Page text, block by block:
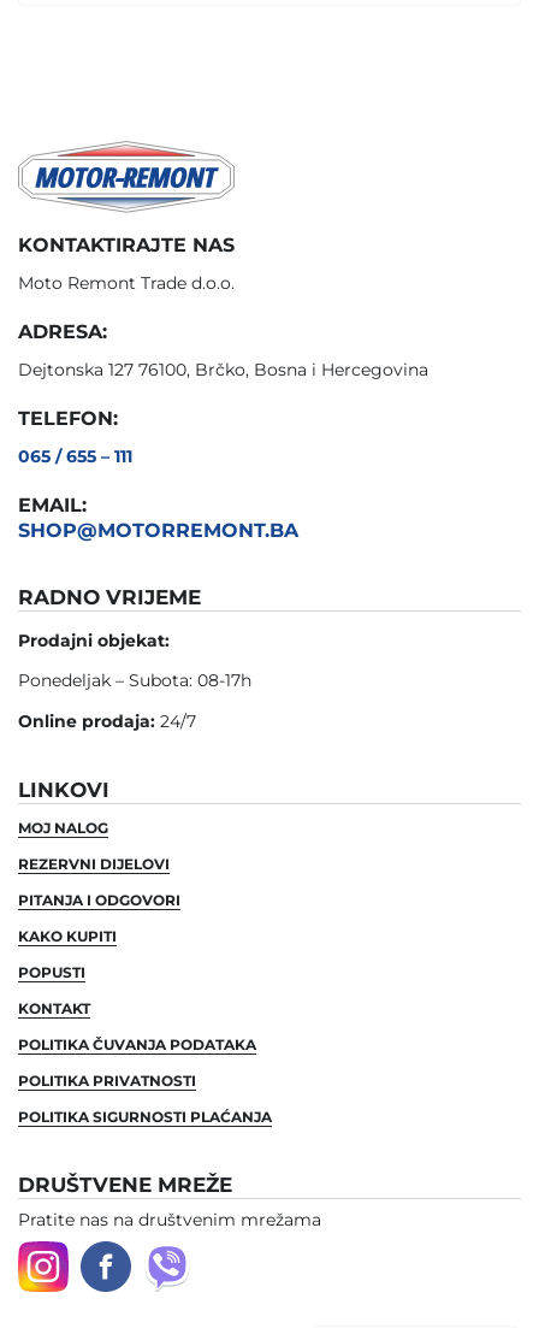
KONTAKTIRAJTE NAS
Moto Remont Trade d.o.o.
ADRESA:
Dejtonska 127 76100, Brčko, Bosna i Hercegovina
TELEFON:
065 / 655 – 111
EMAIL:
SHOP@MOTORREMONT.BA
RADNO VRIJEME
Prodajni objekat:
Ponedeljak – Subota: 08-17h
Online prodaja: 24/7
LINKOVI
MOJ NALOG
REZERVNI DIJELOVI
PITANJA I ODGOVORI
KAKO KUPITI
POPUSTI
KONTAKT
POLITIKA ČUVANJA PODATAKA
POLITIKA PRIVATNOSTI
POLITIKA SIGURNOSTI PLAĆANJA
DRUŠTVENE MREŽE
Pratite nas na društvenim mrežama